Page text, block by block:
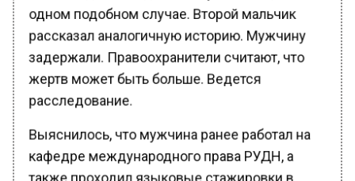
одном подобном случае. Второй мальчик
рассказал аналогичную историю. Мужчину
задержали. Правоохранители считают, что
жертв может быть больше. Ведется
расследование.
Выяснилось, что мужчина ранее работал на
кафедре международного права РУДН, а